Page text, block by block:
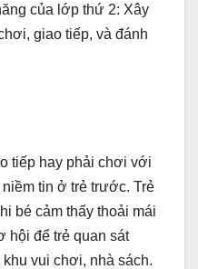
của lớp thứ 2: Xây
giao tiếp, và đánh
tiếp hay phải chơi với
tin ở trẻ trước. Trẻ
bé cảm thấy thoải mái
hội để trẻ quan sát
vui chơi, nhà sách.